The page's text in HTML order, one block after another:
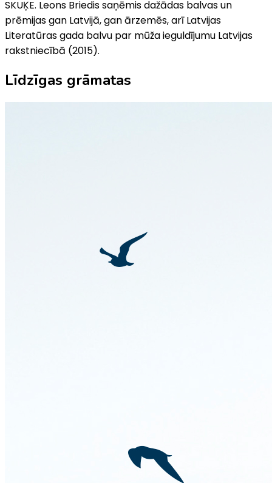
SKUĶE. Leons Briedis saņēmis dažādas balvas un
prēmijas gan Latvijā, gan ārzemēs, arī Latvijas
Literatūras gada balvu par mūža ieguldījumu Latvijas
rakstniecībā (2015).
Līdzīgas grāmatas